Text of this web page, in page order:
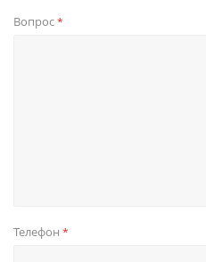
Вопрос*
Телефон *